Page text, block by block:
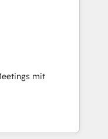
mit